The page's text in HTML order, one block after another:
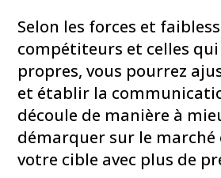
Selon les forces et
compétiteurs et celles
propres, vous pourrez
et établir la
découle de manière à
démarquer sur le
votre cible avec plus de